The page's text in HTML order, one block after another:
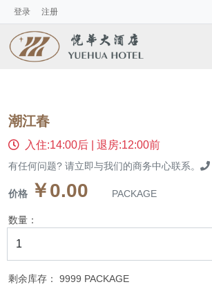
登录 注册
潮江春
入住:14:00后 | 退房:12:00前
有任何问题? 请立即与我们的商务中心联系。
价格 ￥0.00 PACKAGE
数量：
剩余库存： 9999 PACKAGE